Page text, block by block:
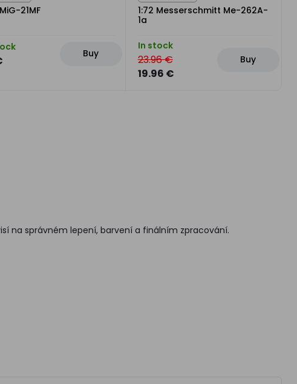
21MF
Buy
1:72 Messerschmitt Me-262A-
1a
In stock
23.96 €
19.96 €
Buy
na správném lepení, barvení a finálním zpracování.